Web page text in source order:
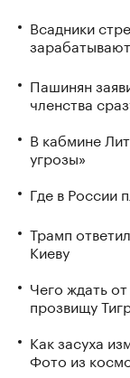
Всадники
Пашинян
членства
В кабмине
угрозы»
Где в России
Трамп
Киеву
Чего ждать
прозвищу
Как засуха
Фото из